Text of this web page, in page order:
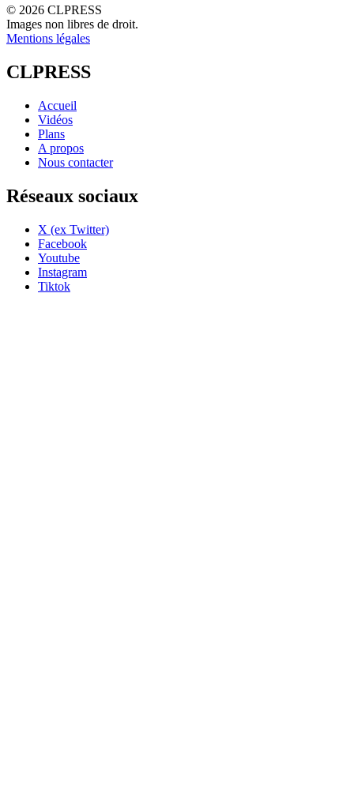
© 2026 CLPRESS
Images non libres de droit.
Mentions légales
CLPRESS
Accueil
Vidéos
Plans
A propos
Nous contacter
Réseaux sociaux
X (ex Twitter)
Facebook
Youtube
Instagram
Tiktok